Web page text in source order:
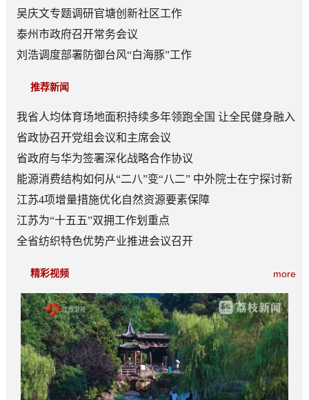
吴庆文专题调研官塘创新社区工作
泰州市政府召开常务会议
刘浩调度部署防御台风“白海豚”工作
推荐新闻
我省人均体育场地面积持续多年领跑全国 让全民健身融入
日常成为风尚
省政协召开党组会议和主席会议
省政府与华为签署深化战略合作协议
能源消费结构如何从“二八”变“八二” 中外院士在宁探讨新
型能源体系建设
江苏4项增量措施优化自然资源要素保障
江苏为“十五五”双拥工作划重点
全省纺织特色优势产业推进会议召开
more
精彩视频